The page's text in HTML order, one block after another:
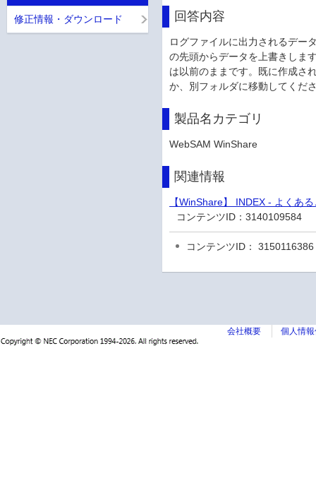
回答内容
ログファイルに出力されるデー
の先頭からデータを上書きしま
は以前のままです。既に作成さ
か、別フォルダに移動してくだ
製品名カテゴリ
WebSAM WinShare
関連情報
【WinShare】 INDEX - よくあ
コンテンツID：3140109584
コンテンツID： 3150116386
修正情報・ダウンロード
会社概要 個人情